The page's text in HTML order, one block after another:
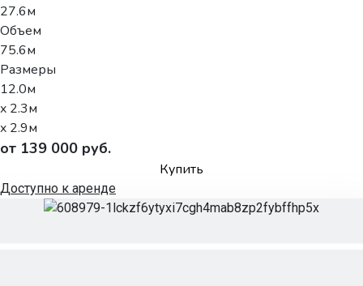
27.6м
Объем
75.6м
Размеры
12.0м
x 2.3м
x 2.9м
от 139 000 руб.
Купить
Доступно к аренде